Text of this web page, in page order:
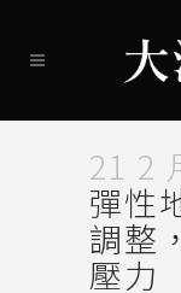
21 2
彈性
調整
壓力